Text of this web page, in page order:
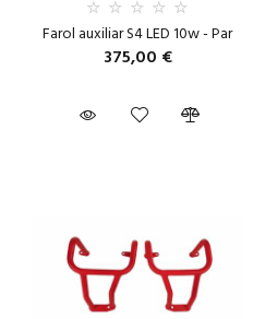
Farol auxiliar S4 LED 10w - Par
375,00 €